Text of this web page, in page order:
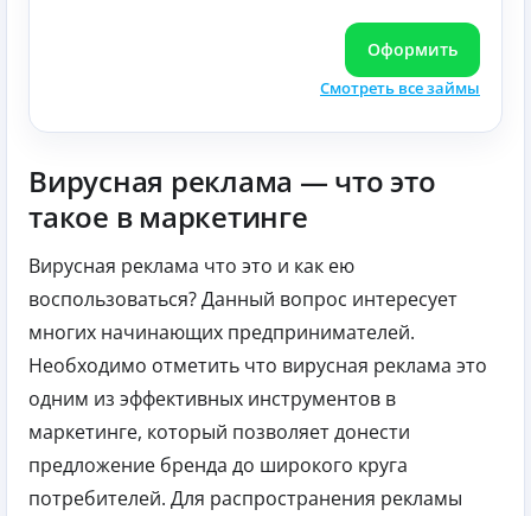
Оформить
Смотреть все займы
Вирусная реклама — что это
такое в маркетинге
Вирусная реклама что это и как ею
воспользоваться? Данный вопрос интересует
многих начинающих предпринимателей.
Необходимо отметить что вирусная реклама это
одним из эффективных инструментов в
маркетинге, который позволяет донести
предложение бренда до широкого круга
потребителей. Для распространения рекламы